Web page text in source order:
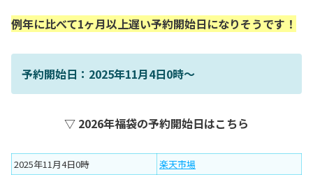
例年に比べて1ヶ月以上遅い予約開始日になりそうです！
予約開始日：2025年11月4日0時〜
▽ 2026年福袋の予約開始日はこちら
2025年11月4日0時 楽天市場